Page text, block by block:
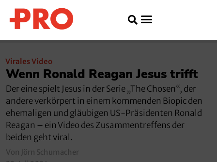
Virales Video
Wenn Ronald Reagan Jesus trifft
Der eine spielt Jesus in der Serie „The Chosen“, der
andere verkörpert in einem kommenden Biopic den
ehemaligen und gläubigen US-Präsidenten Ronald
Reagan – ein Video des Zusammentreffens der
beiden geht viral.
Von Jörn Schumacher